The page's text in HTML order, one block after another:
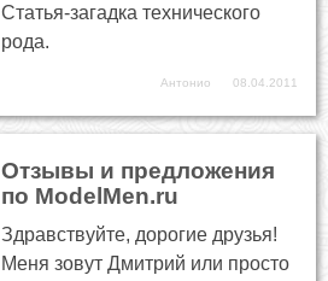
Статья-загадка технического
рода.
Антонио 08.04.2011
Отзывы и предложения
по ModelMen.ru
Здравствуйте, дорогие друзья!
Меня зовут Дмитрий или просто